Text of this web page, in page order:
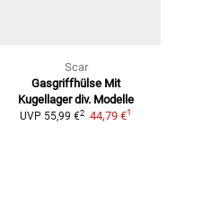
Scar
Gasgriffhülse Mit
Kugellager div. Modelle
UVP 55,99 €2 44,79 €1